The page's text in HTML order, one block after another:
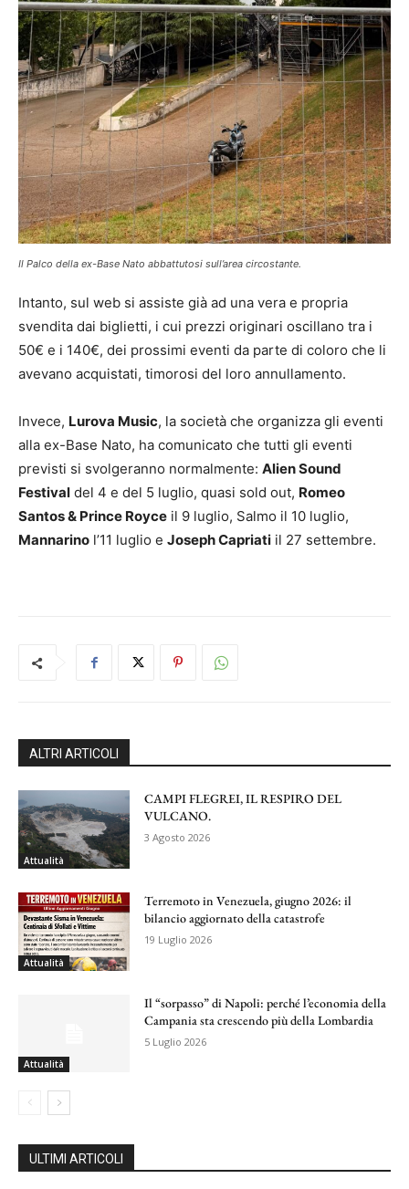
Il Palco della ex-Base Nato abbattutosi sull’area circostante.
Intanto, sul web si assiste già ad una vera e propria
svendita dai biglietti, i cui prezzi originari oscillano tra i
50€ e i 140€, dei prossimi eventi da parte di coloro che li
avevano acquistati, timorosi del loro annullamento.
Invece, Lurova Music, la società che organizza gli eventi
alla ex-Base Nato, ha comunicato che tutti gli eventi
previsti si svolgeranno normalmente: Alien Sound
Festival del 4 e del 5 luglio, quasi sold out, Romeo
Santos & Prince Royce il 9 luglio, Salmo il 10 luglio,
Mannarino l’11 luglio e Joseph Capriati il 27 settembre.
ALTRI ARTICOLI
Attualità
CAMPI FLEGREI, IL RESPIRO DEL
VULCANO.
3 Agosto 2026
Attualità
Terremoto in Venezuela, giugno 2026: il
bilancio aggiornato della catastrofe
19 Luglio 2026
Attualità
Il “sorpasso” di Napoli: perché l’economia della
Campania sta crescendo più della Lombardia
5 Luglio 2026
ULTIMI ARTICOLI